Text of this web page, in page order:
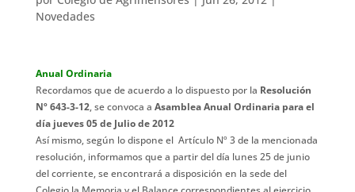
Novedades
Anual Ordinaria
Recordamos que de acuerdo a lo dispuesto por la Resolución
Nº 643-3-12, se convoca a Asamblea Anual Ordinaria para el
día jueves 05 de Julio de 2012
Así mismo, según lo dispone el Artículo Nº 3 de la mencionada
resolución, informamos que a partir del día lunes 25 de junio
del corriente, se encontrará a disposición en la sede del